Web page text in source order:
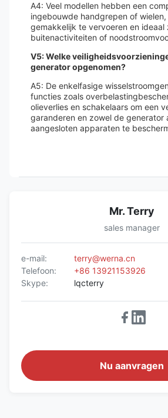
A4: Veel modellen hebben een
ingebouwde handgrepen of
gemakkelijk te vervoeren en ideaal
buitenactiviteiten of
V5: Welke
generator opgenomen?
A5: De enkelfasige
functies zoals
olieverlies en schakelaars om een
garanderen en zowel de generator
aangesloten apparaten te
Mr. Terry
sales manager
e-mail:
terry@werna.cn
Telefoon:
+86 13921153926
Skype:
lqcterry
Nu aanvragen